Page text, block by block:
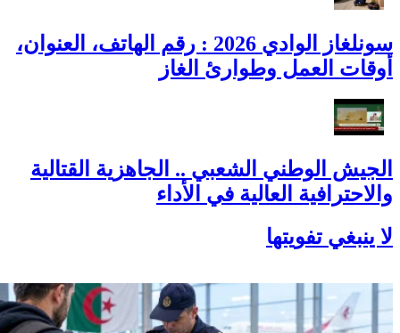
سونلغاز الوادي 2026 : رقم الهاتف، العنوان،
أوقات العمل وطوارئ الغاز
الجيش الوطني الشعبي .. الجاهزية القتالية
والاحترافية العالية في الأداء
لا ينبغي تفويتها